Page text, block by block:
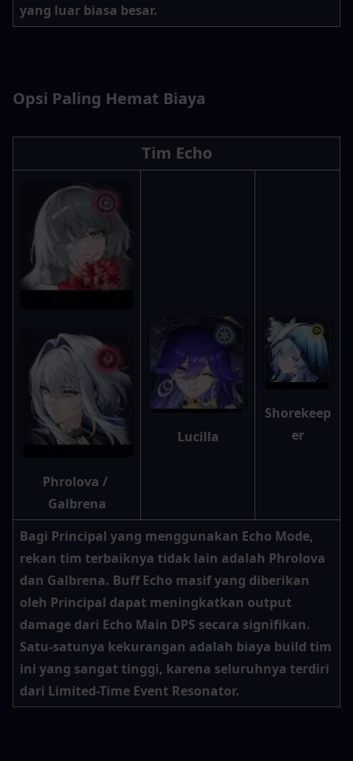
yang luar biasa besar.
Opsi Paling Hemat Biaya
Tim Echo
Phrolova /
Galbrena
Lucilla
Shorekeep
er
Bagi Principal yang menggunakan Echo Mode,
rekan tim terbaiknya tidak lain adalah Phrolova
dan Galbrena. Buff Echo masif yang diberikan
oleh Principal dapat meningkatkan output
damage dari Echo Main DPS secara signifikan.
Satu-satunya kekurangan adalah biaya build tim
ini yang sangat tinggi, karena seluruhnya terdiri
dari Limited-Time Event Resonator.